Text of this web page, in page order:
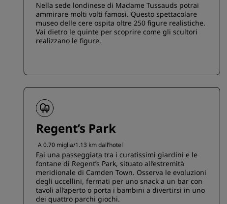
Nella sede londinese di Madame Tussauds potrai
ammirare molti volti famosi. Questo spettacolare
museo delle cere ospita oltre 250 figure realistiche.
Vai dietro le quinte per scoprire come gli scultori
realizzano le figure.
Regent’s Park
A 0.70 miglia/1.13 km dall’hotel
Fai una passeggiata tra i curatissimi giardini e le
fontane di Regent’s Park, situato all’estremità
meridionale di Camden Town. Osserva le evoluzioni
degli uccellini, fermati per uno snack a un bar con
tavoli all’aperto o porta i bambini a divertirsi in uno
dei quattro parchi giochi.